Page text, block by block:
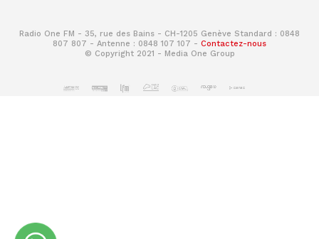
Radio One FM - 35, rue des Bains - CH-1205 Genève Standard : 0848
807 807 - Antenne : 0848 107 107 - Contactez-nous
© Copyright 2021 - Media One Group